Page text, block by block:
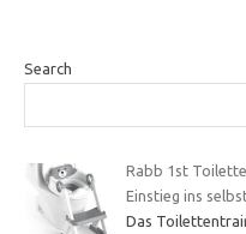
Search
Rabb 1st
Einstieg ins
Das